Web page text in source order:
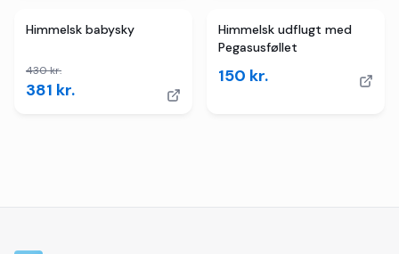
Himmelsk babysky
430kr.
381 kr.
Himmelsk udflugt med
Pegasusføllet
150 kr.